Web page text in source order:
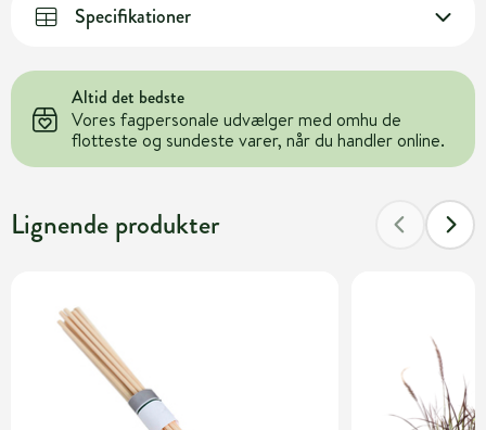
Specifikationer
Altid det bedste
Vores fagpersonale udvælger med omhu de
flotteste og sundeste varer, når du handler online.
Lignende produkter